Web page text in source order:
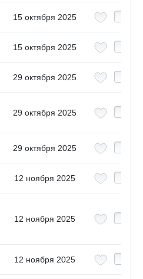
15 октября 2025
15 октября 2025
29 октября 2025
29 октября 2025
29 октября 2025
12 ноября 2025
12 ноября 2025
12 ноября 2025